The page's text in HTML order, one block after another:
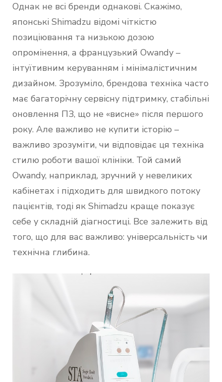
Однак не всі бренди однакові. Скажімо,
японські Shimadzu відомі чіткістю
позиціювання та низькою дозою
опромінення, а французький Owandy –
інтуїтивним керуванням і мінімалістичним
дизайном. Зрозуміло, брендова техніка часто
має багаторічну сервісну підтримку, стабільні
оновлення ПЗ, що не «висне» після першого
року. Але важливо не купити історію –
важливо зрозуміти, чи відповідає ця техніка
стилю роботи вашої клініки. Той самий
Owandy, наприклад, зручний у невеликих
кабінетах і підходить для швидкого потоку
пацієнтів, тоді як Shimadzu краще показує
себе у складній діагностиці. Все залежить від
того, що для вас важливо: універсальність чи
технічна глибина.